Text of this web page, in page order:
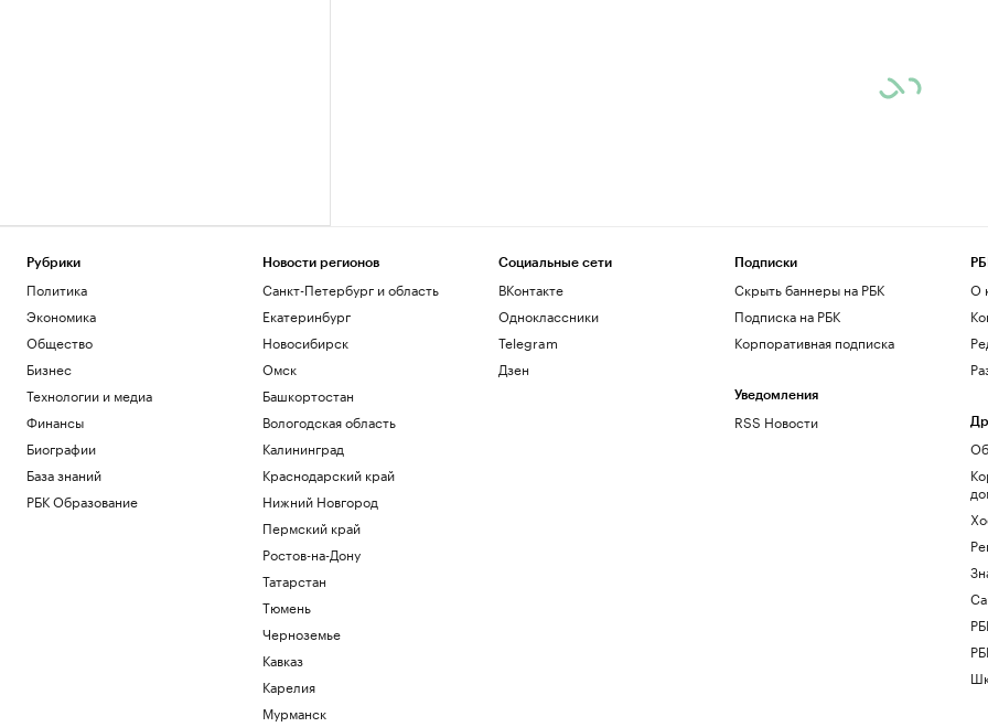
Рубрики
Политика
Экономика
Общество
Бизнес
Технологии и медиа
Финансы
Биографии
База знаний
РБК Образование
Новости регионов
Санкт-Петербург и область
Екатеринбург
Новосибирск
Омск
Башкортостан
Вологодская область
Калининград
Краснодарский край
Нижний Новгород
Пермский край
Ростов-на-Дону
Татарстан
Тюмень
Черноземье
Кавказ
Карелия
Мурманск
Социальные сети
ВКонтакте
Одноклассники
Telegram
Дзен
Подписки
Скрыть баннеры на РБК
Подписка на РБК
Корпоративная подписка
Уведомления
RSS Новости
О